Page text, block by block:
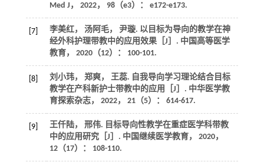
Med J ， 2022， 98（e3）： e172-e173.
[7]
李美红， 汤阿毛， 尹璇. 以目标为导向的教学在神
经外科护理带教中的应用效果［J］. 中国高等医学
教育， 2020（12）： 100-101.
[8]
刘小玮， 郑爽， 王蕊. 自我导向学习理论结合目标
教学在产科新护士带教中的应用［J］. 中华医学教
育探索杂志， 2022， 21（5）： 614-617.
[9]
王仟陆， 邢伟. 目标导向性教学在重症医学科带教
中的应用研究［J］. 中国继续医学教育， 2020，
12（17）： 108-110.